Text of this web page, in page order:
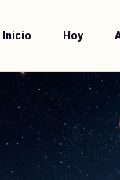
Inicio Hoy